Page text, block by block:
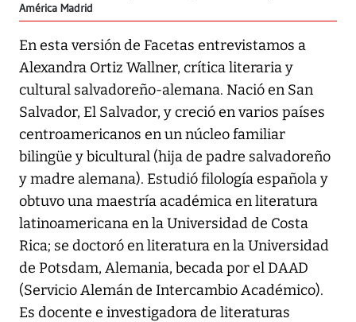
América Madrid
En esta versión de Facetas entrevistamos a
Alexandra Ortiz Wallner, crítica literaria y
cultural salvadoreño-alemana. Nació en San
Salvador, El Salvador, y creció en varios países
centroamericanos en un núcleo familiar
bilingüe y bicultural (hija de padre salvadoreño
y madre alemana). Estudió filología española y
obtuvo una maestría académica en literatura
latinoamericana en la Universidad de Costa
Rica; se doctoró en literatura en la Universidad
de Potsdam, Alemania, becada por el DAAD
(Servicio Alemán de Intercambio Académico).
Es docente e investigadora de literaturas